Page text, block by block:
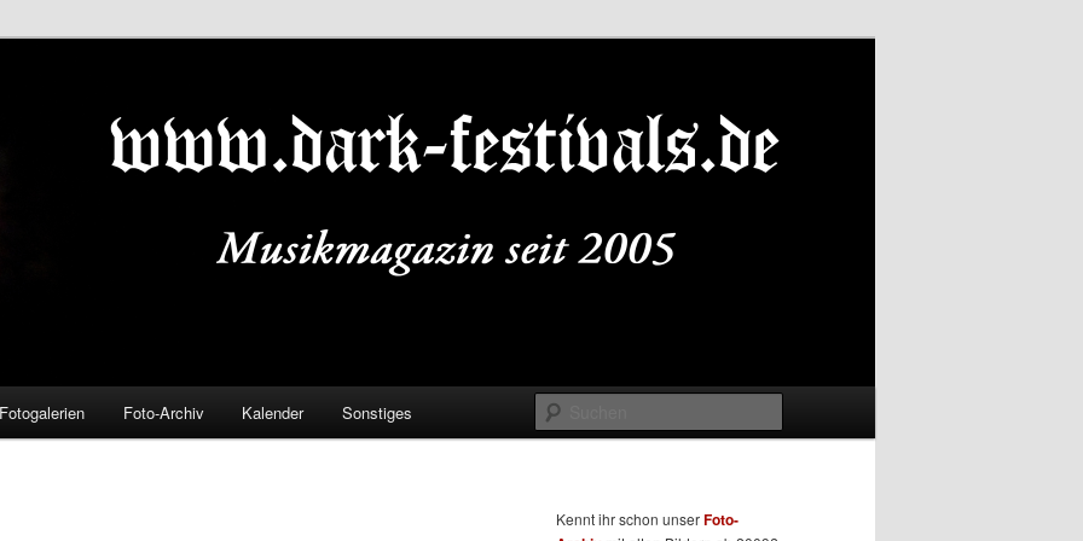
Fotogalerien Foto-Archiv Kalender Sonstiges
Kennt ihr schon unserFoto-